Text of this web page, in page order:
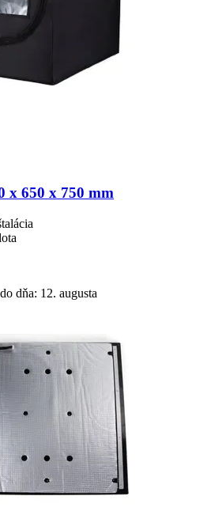
x 650 x 750 mm
dňa: 12. augusta